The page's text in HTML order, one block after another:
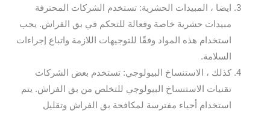
ايضا ، المبيدات الحشرية: تستخدم الشركات المحترفة
مبيدات حشرية خاصة وفعالة للتحكم في بق الفراش. يجب
استخدام هذه المواد وفقًا للتوجيهات اللازمة واتباع إجراءات
السلامة.
كذلك ، الاستنساخ البيولوجي: تستخدم بعض الشركات
تقنيات الاستنساخ البيولوجي للتخلص من بق الفراش. يتم
استخدام أحياء مفترسة لمكافحة بق الفراش وتقليل